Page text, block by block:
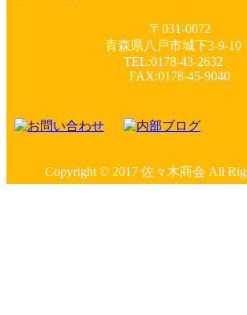
〒031-0072
青森県八戸市城下3-9-10
TEL:0178-43-2632
FAX:0178-45-9040
Copyright © 2017 佐々木商会 All